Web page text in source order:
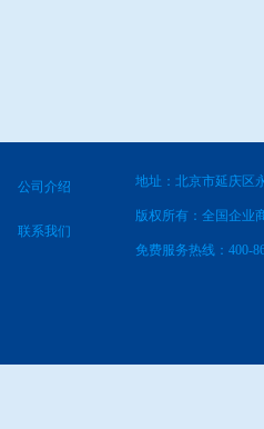
公司介绍
联系我们
地址：北京市延庆区
版权所有：全国企业
免费服务热线：